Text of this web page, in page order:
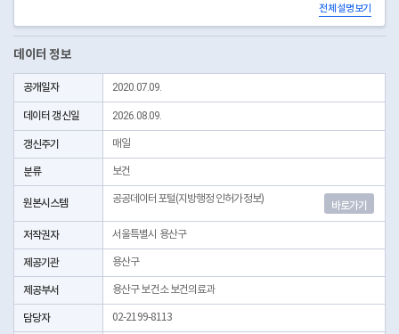
* 시군구코드명은 "서울특별시 자치구 기관코드" 데이터셋에서 확인 가능합니다.
(https://data.seoul.go.kr/dataList/OA-22872/S/1/datasetView.do)
전체 설명보기
데이터 정보
공개일자 2020.07.09.
데이터 갱신일 2026.08.09.
갱신주기 매일
분류 보건
원본시스템 공공데이터포털(지방행정 인허가정보)
바로가기
저작권자 서울특별시 용산구
제공기관 용산구
제공부서 용산구 보건소 보건의료과
담당자 02-2199-8113